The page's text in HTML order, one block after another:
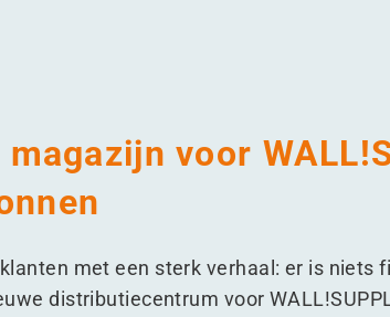
voor
met een sterk verhaal: er is niets
distributiecentrum voor